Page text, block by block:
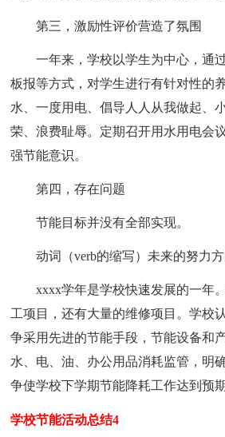
第三，激励性评价营造了氛围
一年来，学校以学生为中心，通
板报等方式，对学生进行有针对性的
水、一度用电、倡导人人从我做起、
荣、浪费耻辱。定期召开用水用电会
强节能意识。
第四，存在问题
节能目标并没有全部实现。
动词（verb的缩写）未来的努力
xxxx学年是学校快速发展的一年
工项目，还有大量的维修项目。学校
争采用先进的节能手段，节能设备和
水、电、油、办公用品消耗监管，明
争使学校下学期节能降耗工作达到预期
学校节能活动总结4